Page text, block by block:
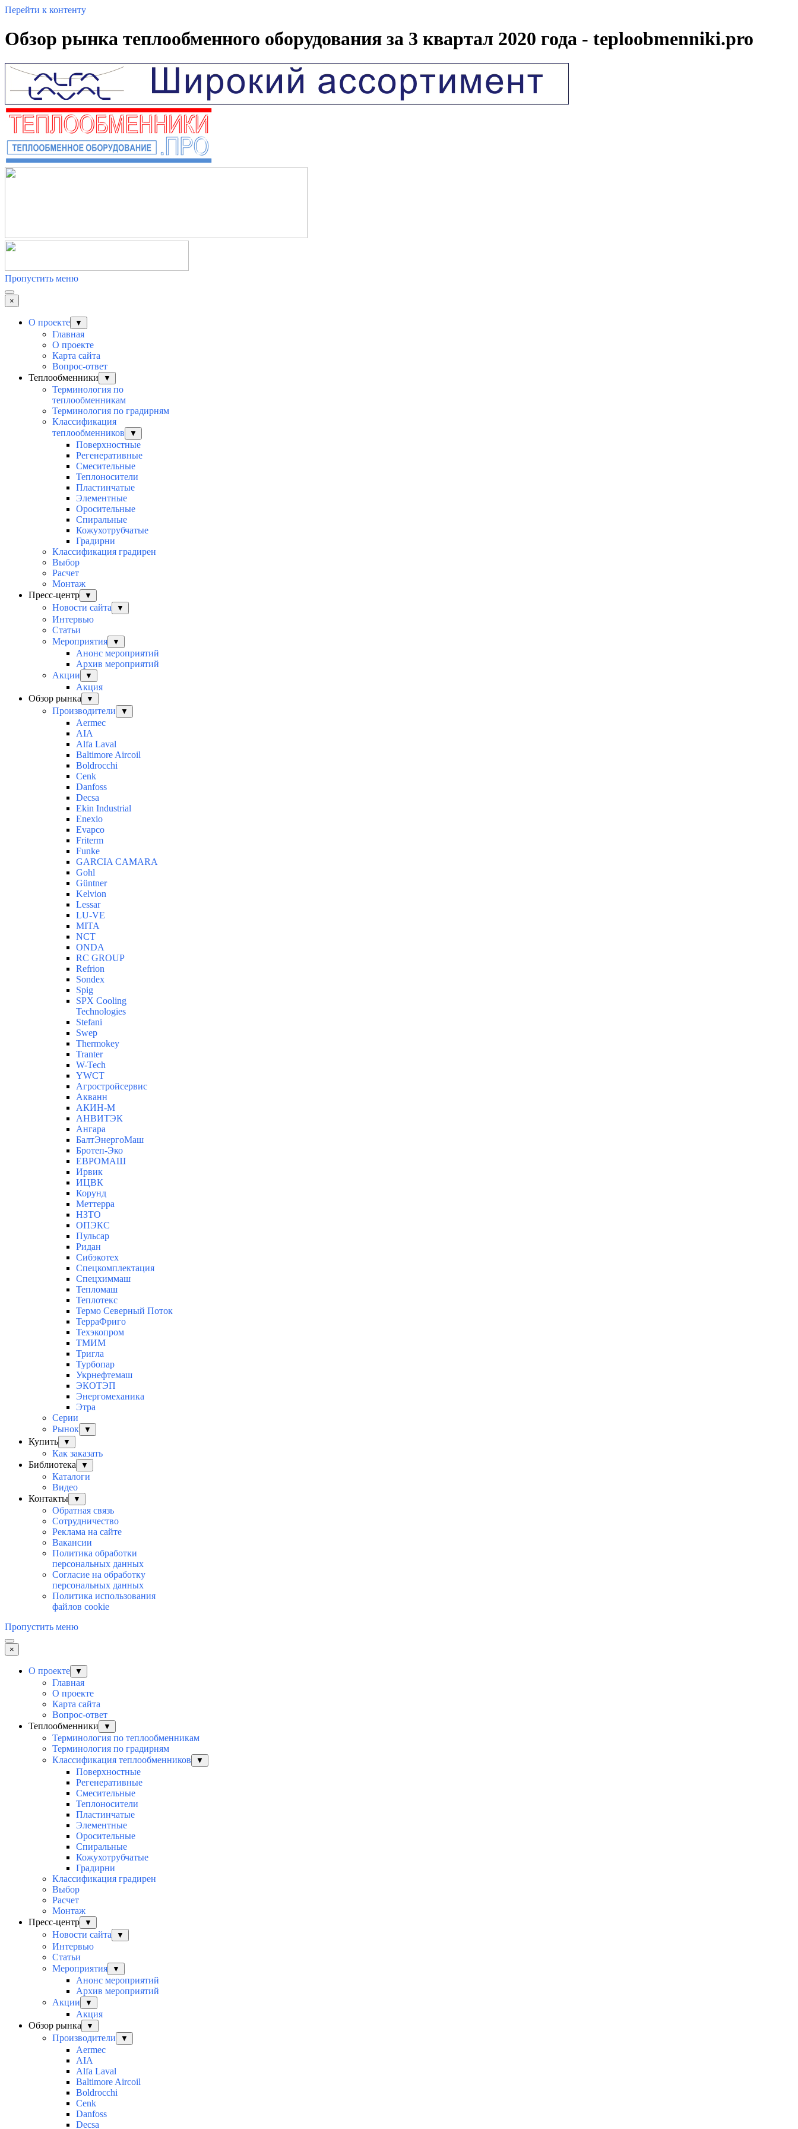
Перейти к контенту
Обзор рынка теплообменного оборудования за 3 квартал 2020 года - teploobmenniki.pro
Пропустить меню
×
О проекте ▼
Главная
О проекте
Карта сайта
Вопрос-ответ
Теплообменники
▼
Терминология по
теплообменникам
Терминология по градирням
Классификация
теплообменников
▼
Поверхностные
Регенеративные
Смесительные
Теплоносители
Пластинчатые
Элементные
Оросительные
Спиральные
Кожухотрубчатые
Градирни
Классификация градирен
Выбор
Расчет
Монтаж
Пресс-центр
▼
Новости сайта ▼
Интервью
Статьи
Мероприятия
▼
Анонс мероприятий
Архив мероприятий
Акции
▼
Акция
Обзор рынка
▼
Производители ▼
Aermec
AIA
Alfa Laval
Baltimore Aircoil
Boldrocchi
Cenk
Danfoss
Decsa
Ekin Industrial
Enexio
Evapco
Friterm
Funke
GARCIA CAMARA
Gohl
Güntner
Kelvion
Lessar
LU-VE
MITA
NCT
ONDA
RC GROUP
Refrion
Sondex
Spig
SPX Cooling
Technologies
Stefani
Swep
Thermokey
Tranter
W-Tech
YWCT
Агростройсервис
Акванн
АКИН-М
АНВИТЭК
Ангара
БалтЭнергоМаш
Бротеп-Эко
ЕВРОМАШ
Ирвик
ИЦВК
Корунд
Меттерра
НЗТО
ОПЭКС
Пульсар
Ридан
Сибэкотех
Спецкомплектация
Спецхиммаш
Тепломаш
Теплотекс
Термо Северный Поток
ТерраФриго
Техэкопром
ТМИМ
Тригла
Турбопар
Укрнефтемаш
ЭКОТЭП
Энергомеханика
Этра
Серии
Рынок
▼
Купить ▼
Как заказать
Библиотека
▼
Каталоги
Видео
Контакты
▼
Обратная связь
Сотрудничество
Реклама на сайте
Вакансии
Политика обработки
персональных данных
Согласие на обработку
персональных данных
Политика использования
файлов cookie
Пропустить меню
×
О проекте ▼
Главная
О проекте
Карта сайта
Вопрос-ответ
Теплообменники
▼
Терминология по теплообменникам
Терминология по градирням
Классификация теплообменников
▼
Поверхностные
Регенеративные
Смесительные
Теплоносители
Пластинчатые
Элементные
Оросительные
Спиральные
Кожухотрубчатые
Градирни
Классификация градирен
Выбор
Расчет
Монтаж
Пресс-центр
▼
Новости сайта ▼
Интервью
Статьи
Мероприятия
▼
Анонс мероприятий
Архив мероприятий
Акции
▼
Акция
Обзор рынка
▼
Производители ▼
Aermec
AIA
Alfa Laval
Baltimore Aircoil
Boldrocchi
Cenk
Danfoss
Decsa